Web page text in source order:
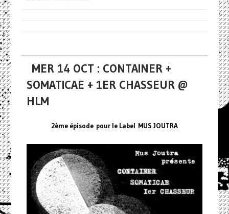
MER 14 OCT : CONTAINER +
SOMATICAE + 1ER CHASSEUR @
HLM
2ème épisode pour le Label MUS JOUTRA